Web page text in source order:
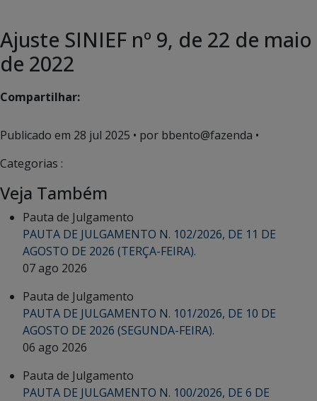
Ajuste SINIEF nº 9, de 22 de maio
de 2022
Compartilhar:
Publicado em 28 jul 2025 • por bbento@fazenda •
Categorias :
Veja Também
Pauta de Julgamento
PAUTA DE JULGAMENTO N. 102/2026, DE 11 DE
AGOSTO DE 2026 (TERÇA-FEIRA).
07 ago 2026
Pauta de Julgamento
PAUTA DE JULGAMENTO N. 101/2026, DE 10 DE
AGOSTO DE 2026 (SEGUNDA-FEIRA).
06 ago 2026
Pauta de Julgamento
PAUTA DE JULGAMENTO N. 100/2026, DE 6 DE